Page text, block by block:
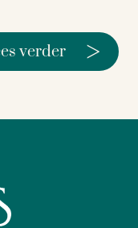
verder >